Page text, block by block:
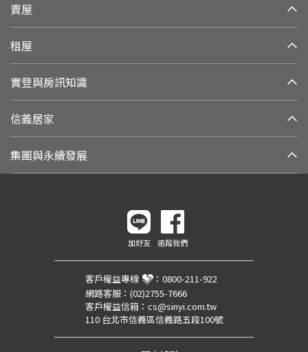
賣屋
租屋
實登與房訊知識
信義居家
集團與永續發展
加好友 追蹤我們
客戶權益專線 ： 0800-211-922
網路客服： (02)2755-7666
客戶權益信箱： cs@sinyi.com.tw
110 台北市信義區信義路五段100號